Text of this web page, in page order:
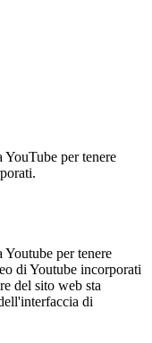
YouTube per tenere
Youtube per tenere
di Youtube incorporati
del sito web sta
di